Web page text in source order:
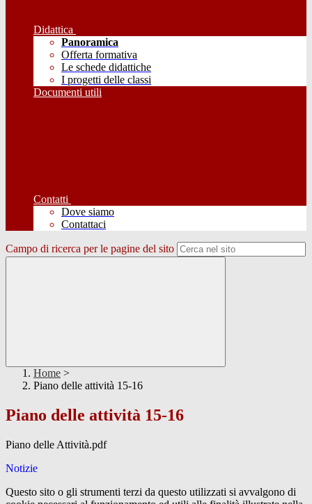
Didattica
Panoramica
Offerta formativa
Le schede didattiche
I progetti delle classi
Documenti utili
Contatti
Dove siamo
Contattaci
Campo di ricerca per le pagine del sito
Home >
Piano delle attività 15-16
Piano delle attività 15-16
Piano delle Attività.pdf
Notizie
Questo sito o gli strumenti terzi da questo utilizzati si avvalgono di